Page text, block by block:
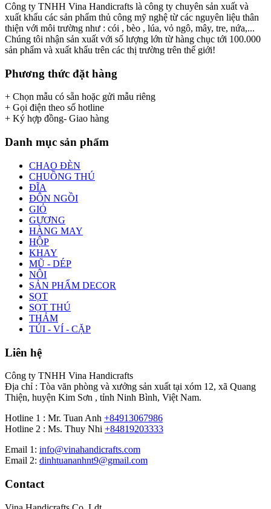
Công ty TNHH Vina Handicrafts là công ty chuyên sản xuất và
xuất khẩu các sản phẩm thủ công mỹ nghệ từ các nguyên liệu thân
thiện với môi trường như : cói , bèo , lúa, vỏ ngô, mây, tre, nứa,...
Chúng tôi nhận sản xuất với số lượng lớn từ hàng chục tới 100.000
sản phẩm và xuất khẩu trên các thị trường trên thế giới!
Phương thức đặt hàng
+ Chọn mẫu có sẵn hoặc gửi mẫu riêng
+ Gọi điện theo số hotline
+ Ký hợp đồng- Giao hàng
Danh mục sản phẩm
CHAO ĐÈN
CHUỒNG THÚ
ĐĨA
ĐÔN NGỒI
GIỎ
GƯƠNG
HÀNG MAY
HỘP
KHAY
MŨ - DÉP
NÔI
SẢN PHẨM DECOR
SỌT
SỌT THÚ
THẢM
TÚI - VÍ - CẶP
Liên hệ
Công ty TNHH Vina Handicrafts
Địa chỉ : Tòa văn phòng và xưởng sản xuất tại xóm 12, xã Quang
Thiện, huyện Kim Sơn , tỉnh Ninh Bình, Việt Nam.
Hotline 1 : Mr. Tuan Anh +84913067986
Hotline 2 : Ms. Thuy Nhi +84819203333
Email 1: info@vinahandicrafts.com
Email 2: dinhtuananhnt9@gmail.com
Contact